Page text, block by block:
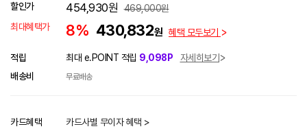
할인가 454,930원 469,000원
최대혜택가
8% 430,832원 혜택 모두보기
적립 최대 e.POINT 적립 9,098P
자세히보기
배송비
무료배송
카드혜택 카드사별 무이자 혜택 >